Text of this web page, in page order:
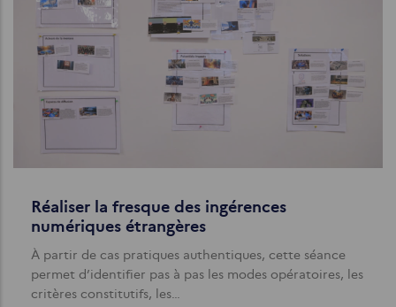
Réaliser la fresque des ingérences
numériques étrangères
À partir de cas pratiques authentiques, cette séance
permet d’identifier pas à pas les modes opératoires, les
critères constitutifs, les…